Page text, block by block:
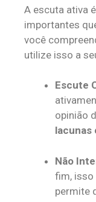
A escuta ativa
importantes
você
utilize isso a
Escute
opinião
lacunas
Não
fim, isso
permite